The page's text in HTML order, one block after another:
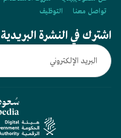
تواصل معنا
التوظيف
اشترك في النشرة البريدية